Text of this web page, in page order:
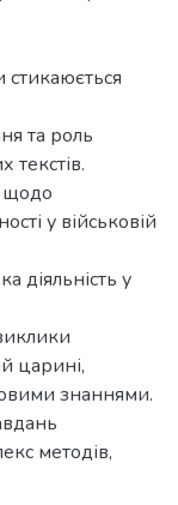
та роль
текстів.
щодо
у військовій
діяльність у
царині,
знаннями.
методів,